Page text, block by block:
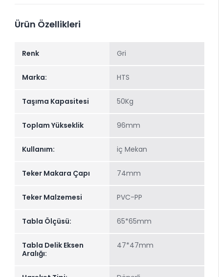
Ürün Özellikleri
Renk Gri
Marka: HTS
Taşıma Kapasitesi 50Kg
Toplam Yükseklik 96mm
Kullanım: iç Mekan
Teker Makara Çapı 74mm
Teker Malzemesi PVC-PP
Tabla Ölçüsü: 65*65mm
Tabla Delik Eksen
Aralığı:
47*47mm